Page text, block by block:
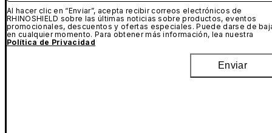
Al hacer clic en “Enviar”, acepta recibir correos electrónicos de
RHINOSHIELD sobre las últimas noticias sobre productos, eventos
promocionales, descuentos y ofertas especiales. Puede darse de
en cualquier momento. Para obtener más información, lea nuestra
Política de Privacidad
Enviar